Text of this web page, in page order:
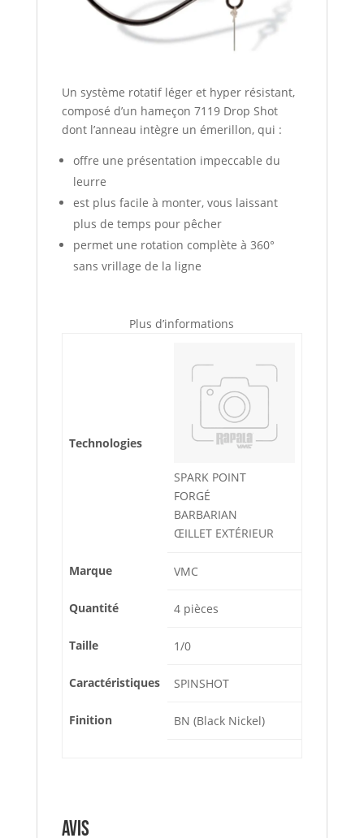
Un système rotatif léger et hyper résistant,
composé d’un hameçon 7119 Drop Shot
dont l’anneau intègre un émerillon, qui :
offre une présentation impeccable du
leurre
est plus facile à monter, vous laissant
plus de temps pour pêcher
permet une rotation complète à 360°
sans vrillage de la ligne
Plus d’informations
Technologies
SPARK POINT
FORGÉ
BARBARIAN
ŒILLET EXTÉRIEUR
Marque VMC
Quantité 4 pièces
Taille 1/0
Caractéristiques SPINSHOT
Finition BN (Black Nickel)
Avis